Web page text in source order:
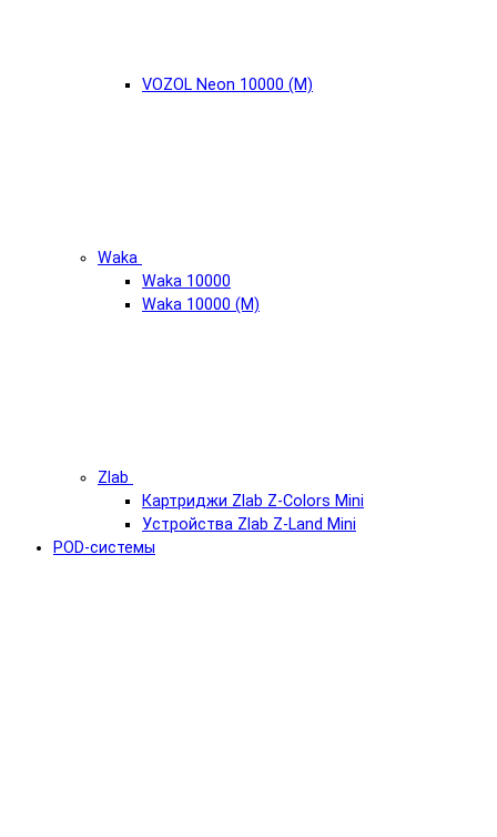
VOZOL Neon 10000 (М)
Waka
Waka 10000
Waka 10000 (М)
Zlab
Картриджи Zlab Z-Colors Mini
Устройства Zlab Z-Land Mini
POD-системы